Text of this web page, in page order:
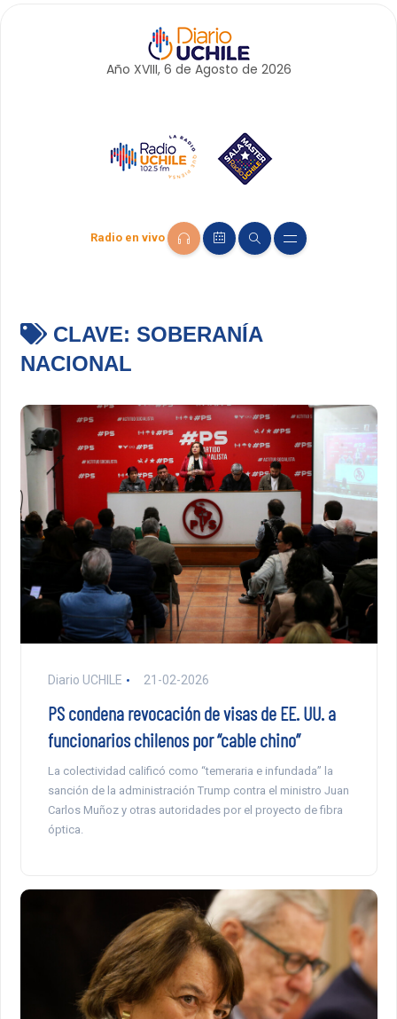
Año XVIII, 6 de Agosto de 2026
Radio en vivo
CLAVE: SOBERANÍA
NACIONAL
Diario UCHILE 21-02-2026
PS condena revocación de visas de EE. UU. a
funcionarios chilenos por “cable chino”
La colectividad calificó como “temeraria e infundada” la
sanción de la administración Trump contra el ministro Juan
Carlos Muñoz y otras autoridades por el proyecto de fibra
óptica.